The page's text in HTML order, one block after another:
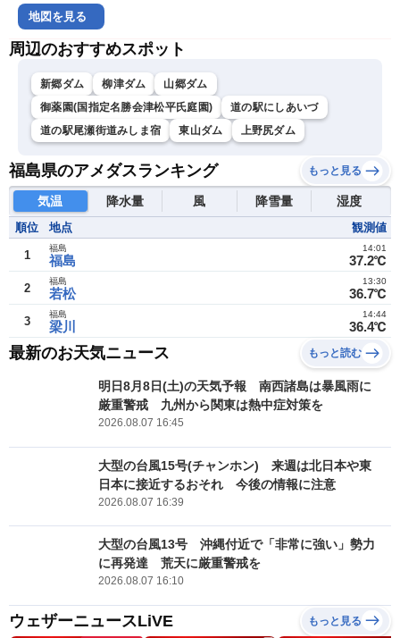
地図を見る
周辺のおすすめスポット
新郷ダム 柳津ダム
山郷ダム
御薬園(国指定名勝会津松平氏庭園)
道の駅にしあいづ
道の駅尾瀬街道みしま宿
東山ダム 上野尻ダム
福島県のアメダスランキング もっと見る
気温 降水量 風 降雪量 湿度
順位 地点 観測値
1 福島
福島
37.2℃
14:01
2 若松
福島
36.7℃
13:30
3 梁川
福島
36.4℃
14:44
最新のお天気ニュース もっと読む
明日8月8日(土)の天気予報 南西諸島は暴風雨に
厳重警戒 九州から関東は熱中症対策を
2026.08.07 16:45
大型の台風15号(チャンホン) 来週は北日本や東
日本に接近するおそれ 今後の情報に注意
2026.08.07 16:39
大型の台風13号 沖縄付近で「非常に強い」勢力
に再発達 荒天に厳重警戒を
2026.08.07 16:10
ウェザーニュースLiVE もっと見る